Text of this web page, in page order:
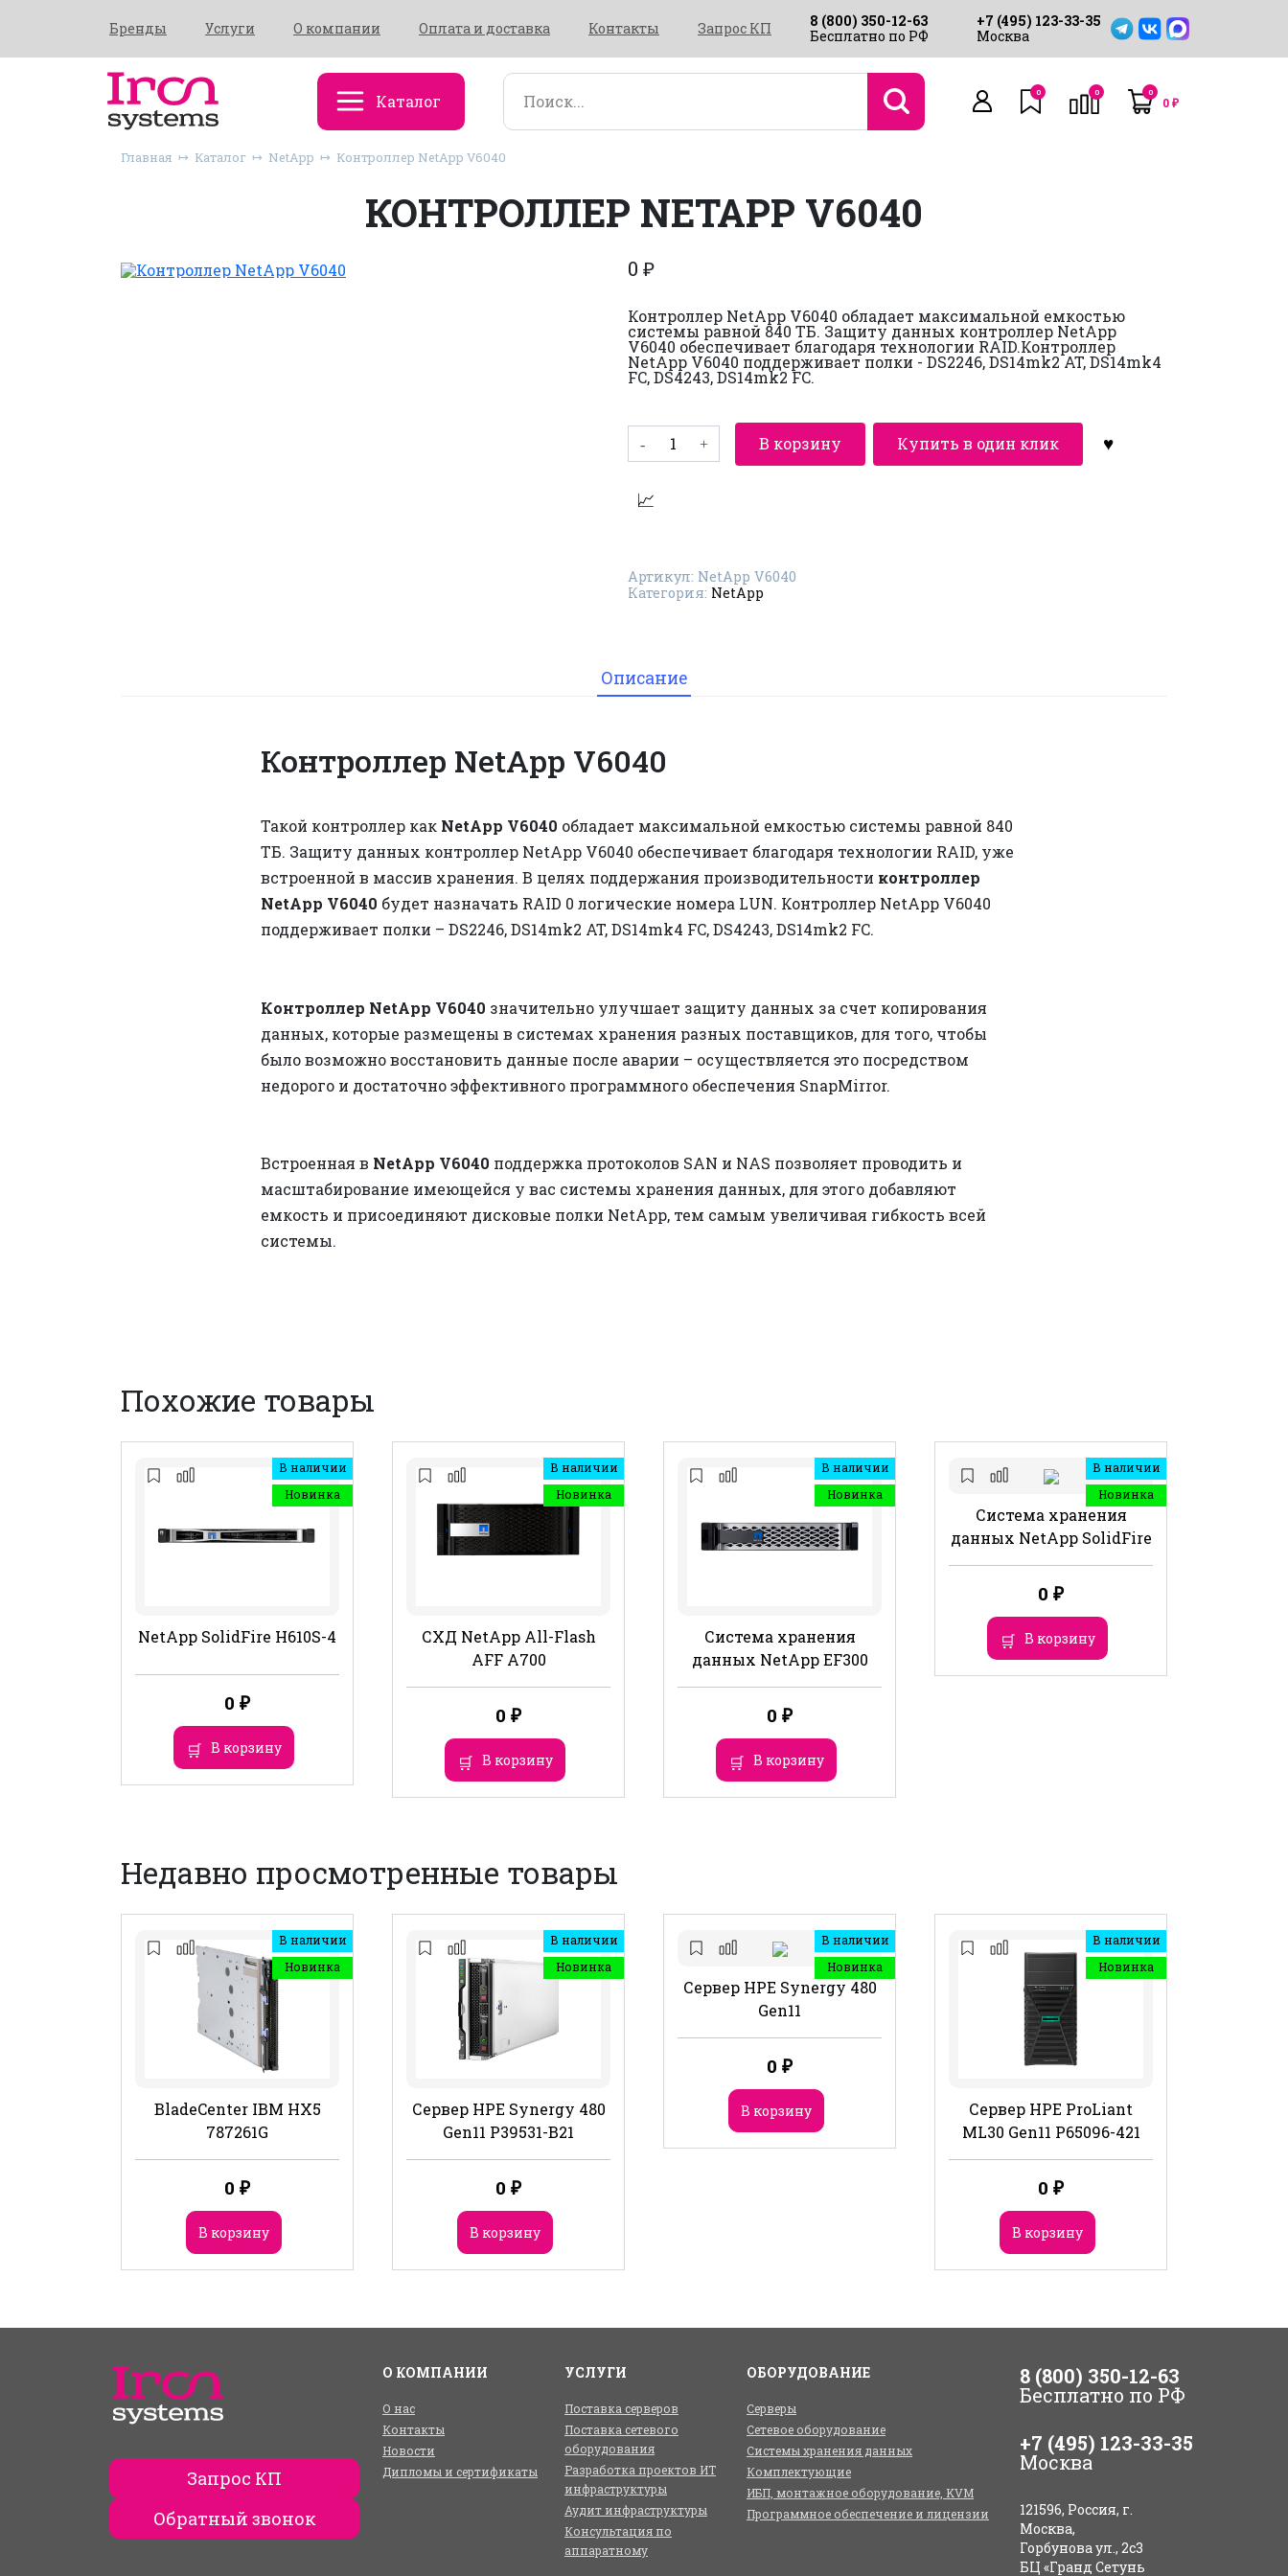
Бренды Услуги О компании Оплата и доставка Контакты Запрос КП
8 (800) 350-12-63
Бесплатно по РФ
+7 (495) 123-33-35
Москва
Каталог 0 0 0
0₽
Главная Каталог NetApp Контроллер NetApp V6040
КОНТРОЛЛЕР NETAPP V6040
0 ₽
Контроллер NetApp V6040 обладает максимальной емкостью
системы равной 840 ТБ. Защиту данных контроллер NetApp
V6040 обеспечивает благодаря технологии RAID.Контроллер
NetApp V6040 поддерживает полки - DS2246, DS14mk2 AT, DS14mk4
FC, DS4243, DS14mk2 FC.
Количество
товара
Контроллер
V6040
В корзину Купить в один клик
Артикул: NetApp V6040
Категория: NetApp
Описание
Контроллер NetApp V6040
Такой контроллер как NetApp V6040 обладает максимальной емкостью системы равной 840
ТБ. Защиту данных контроллер NetApp V6040 обеспечивает благодаря технологии RAID, уже
встроенной в массив хранения. В целях поддержания производительности контроллер
NetApp V6040 будет назначать RAID 0 логические номера LUN. Контроллер NetApp V6040
поддерживает полки – DS2246, DS14mk2 AT, DS14mk4 FC, DS4243, DS14mk2 FC.
Контроллер NetApp V6040 значительно улучшает защиту данных за счет копирования
данных, которые размещены в системах хранения разных поставщиков, для того, чтобы
было возможно восстановить данные после аварии – осуществляется это посредством
недорого и достаточно эффективного программного обеспечения SnapMirror.
Встроенная в NetApp V6040 поддержка протоколов SAN и NAS позволяет проводить и
масштабирование имеющейся у вас системы хранения данных, для этого добавляют
емкость и присоединяют дисковые полки NetApp, тем самым увеличивая гибкость всей
системы.
Похожие товары
В наличии
Новинка
NetApp SolidFire H610S-4
0 ₽
В корзину
В наличии
Новинка
СХД NetApp All-Flash
AFF A700
0 ₽
В корзину
В наличии
Новинка
Система хранения
данных NetApp EF300
0 ₽
В корзину
В наличии
Новинка
Система хранения
данных NetApp SolidFire
0 ₽
В корзину
Недавно просмотренные товары
В наличии
Новинка
BladeCenter IBM HX5
787261G
0 ₽
В корзину
В наличии
Новинка
Сервер HPE Synergy 480
Gen11 P39531-B21
0 ₽
В корзину
В наличии
Новинка
Сервер HPE Synergy 480
Gen11
0 ₽
В корзину
В наличии
Новинка
Сервер HPE ProLiant
ML30 Gen11 P65096-421
0 ₽
В корзину
Запрос КП
Обратный звонок
О КОМПАНИИ
О нас
Контакты
Новости
Дипломы и сертификаты
УСЛУГИ
Поставка серверов
Поставка сетевого
оборудования
Разработка проектов ИТ
инфраструктуры
Аудит инфраструктуры
Консультация по
аппаратному
ОБОРУДОВАНИЕ
Серверы
Сетевое оборудование
Системы хранения данных
Комплектующие
ИБП, монтажное оборудование, KVM
Программное обеспечение и лицензии
8 (800) 350-12-63
Бесплатно по РФ
+7 (495) 123-33-35
Москва
121596, Россия, г.
Москва,
Горбунова ул., 2с3
БЦ «Гранд Сетунь